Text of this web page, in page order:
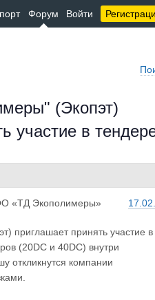
Форум Войти
(Экопэт)
участие в
«ТД Экополимеры»
приглашает принять участие в
(20DC и 40DC) внутри
откликнутся компании